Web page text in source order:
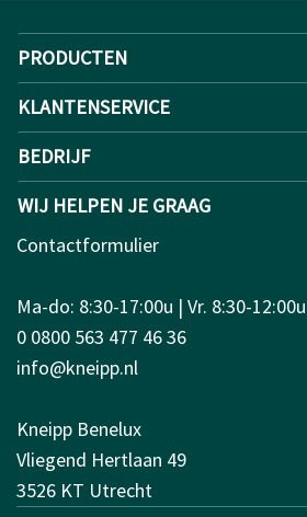
PRODUCTEN
KLANTENSERVICE
BEDRIJF
WIJ HELPEN JE GRAAG
Contactformulier
Ma-do: 8:30-17:00u | Vr. 8:30-12:00u
0 0800 563 477 46 36
info@kneipp.nl
Kneipp Benelux
Vliegend Hertlaan 49
3526 KT Utrecht